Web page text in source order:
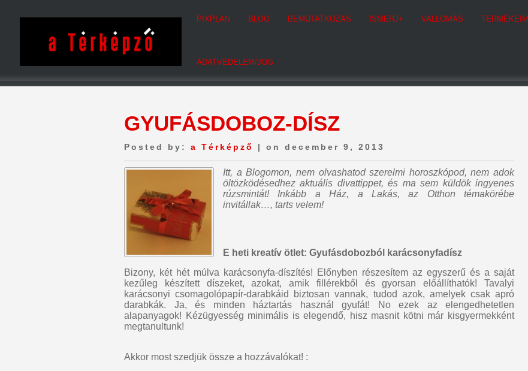
PIXPLAN BLOG BEMUTATKOZÁS ISMERJ+ VALLOMÁS TERMÉKEIM
ADATVÉDELEM/JOG
GYUFÁSDOBOZ-DÍSZ
Posted by: a Térképző | on december 9, 2013
Itt, a Blogomon, nem olvashatod szerelmi horoszkópod, nem adok
öltözködésedhez aktuális divattippet, és ma sem küldök ingyenes
rúzsmintát! Inkább a Ház, a Lakás, az Otthon témakörébe
invitállak…, tarts velem!
E heti kreatív ötlet: Gyufásdobozból karácsonyfadísz
Bizony, két hét múlva karácsonyfa-díszítés! Előnyben részesítem az egyszerű és a saját
kezűleg készített díszeket, azokat, amik fillérekből és gyorsan előállíthatók! Tavalyi
karácsonyi csomagolópapír-darabkáid biztosan vannak, tudod azok, amelyek csak apró
darabkák. Ja, és minden háztartás használ gyufát! No ezek az elengedhetetlen
alapanyagok! Kézügyesség minimális is elegendő, hisz masnit kötni már kisgyermekként
megtanultunk!
Akkor most szedjük össze a hozzávalókat! :